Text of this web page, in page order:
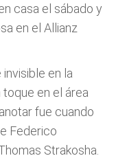
casa el sábado y
en el Allianz
en la
en el área
fue cuando
Federico
Strakosha.